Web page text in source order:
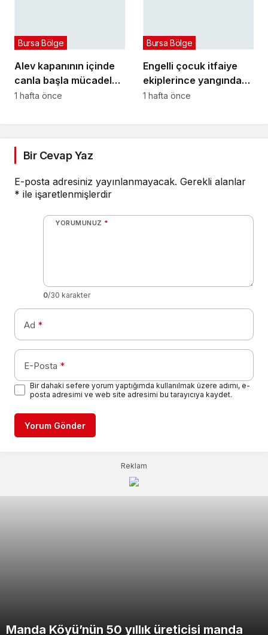
Alev kapanının içinde
canla başla mücadele
ettiler:
Bursa Bölge
1 hafta önce
Engelli çocuk itfaiye
ekiplerince yangından
kurtarıldı
Bursa Bölge
1 hafta önce
Bir Cevap Yaz
E-posta adresiniz yayınlanmayacak. Gerekli alanlar
* ile işaretlenmişlerdir
YORUMUNUZ *
0/30 karakter
Ad *
E-Posta *
Bir dahaki sefere yorum yaptığımda kullanılmak üzere adımı, e-
posta adresimi ve web site adresimi bu tarayıcıya kaydet.
Yorum Gönder
Reklam
Manda Köyü’nün 50 yıllık üreticisi manda
Cumhurbaşkanı Erdoğan duyurdu: Kiralık
Başkan Vekili Biba: “Asfalt çalışmalarını 12
Bursa’da evde tabanca ile vurulmuş halde
Alev kapanının içinde canla başla mücadele
Engelli çocuk itfaiye ekiplerince yangından
Minikler Güreş Türkiye Şampiyonası’na
Dirençli Bursa için güçlü bir veri altyapısı